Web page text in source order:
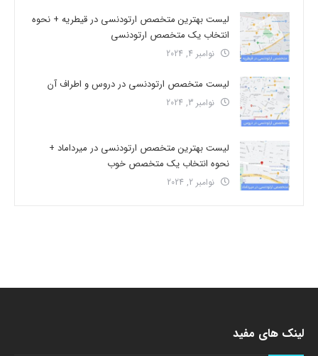
لیست بهترین متخصص ارتودنسی در قیطریه + نحوه
انتخاب یک متخصص ارتودنسی
نوامبر 4, 2024
لیست متخصص ارتودنسی در دروس و اطراف آن
نوامبر 3, 2024
لیست بهترین متخصص ارتودنسی در میرداماد +
نحوه انتخاب یک متخصص خوب
نوامبر 2, 2024
لینک های مفید